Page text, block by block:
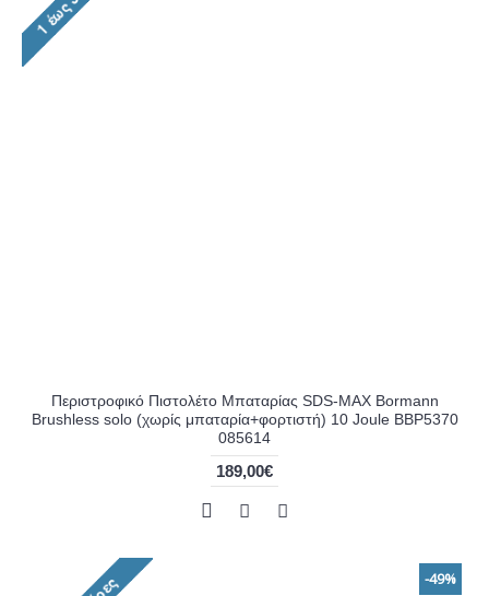
Περιστροφικό Πιστολέτο Μπαταρίας SDS-MAX Bormann
Brushless solo (χωρίς μπαταρία+φορτιστή) 10 Joule BBP5370
085614
189,00€
-49%